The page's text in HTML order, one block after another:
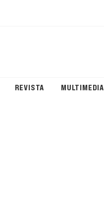
REVISTA MULTIMEDIA